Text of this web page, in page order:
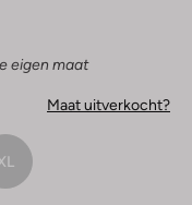
eigen maat
Maat uitverkocht?